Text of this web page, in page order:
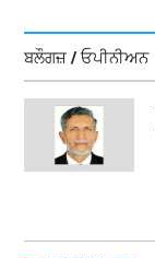
ਬਲੌਗਜ਼ / ਓਪੀਨੀਅਨ